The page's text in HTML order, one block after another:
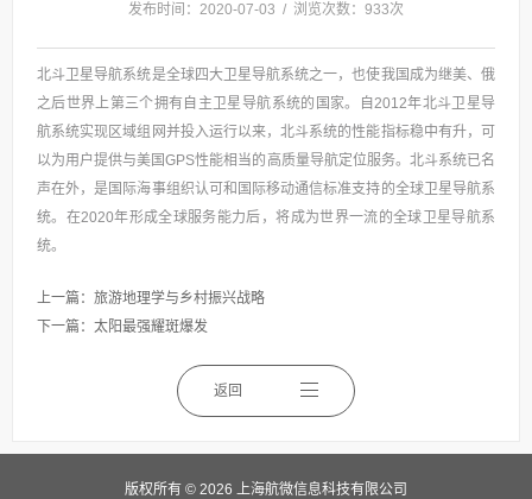
发布时间：2020-07-03 / 浏览次数：933次
北斗卫星导航系统是全球四大卫星导航系统之一，也使我国成为继美、俄
之后世界上第三个拥有自主卫星导航系统的国家。自2012年北斗卫星导
航系统实现区域组网并投入运行以来，北斗系统的性能指标稳中有升，可
以为用户提供与美国GPS性能相当的高质量导航定位服务。北斗系统已名
声在外，是国际海事组织认可和国际移动通信标准支持的全球卫星导航系
统。在2020年形成全球服务能力后，将成为世界一流的全球卫星导航系
统。
上一篇： 旅游地理学与乡村振兴战略
下一篇： 太阳最强耀斑爆发
返回
版权所有 © 2026 上海航微信息科技有限公司